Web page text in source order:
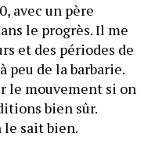
avec un père
le progrès. Il me
et des périodes de
peu de la barbarie.
le mouvement si on
bien sûr.
le sait bien.